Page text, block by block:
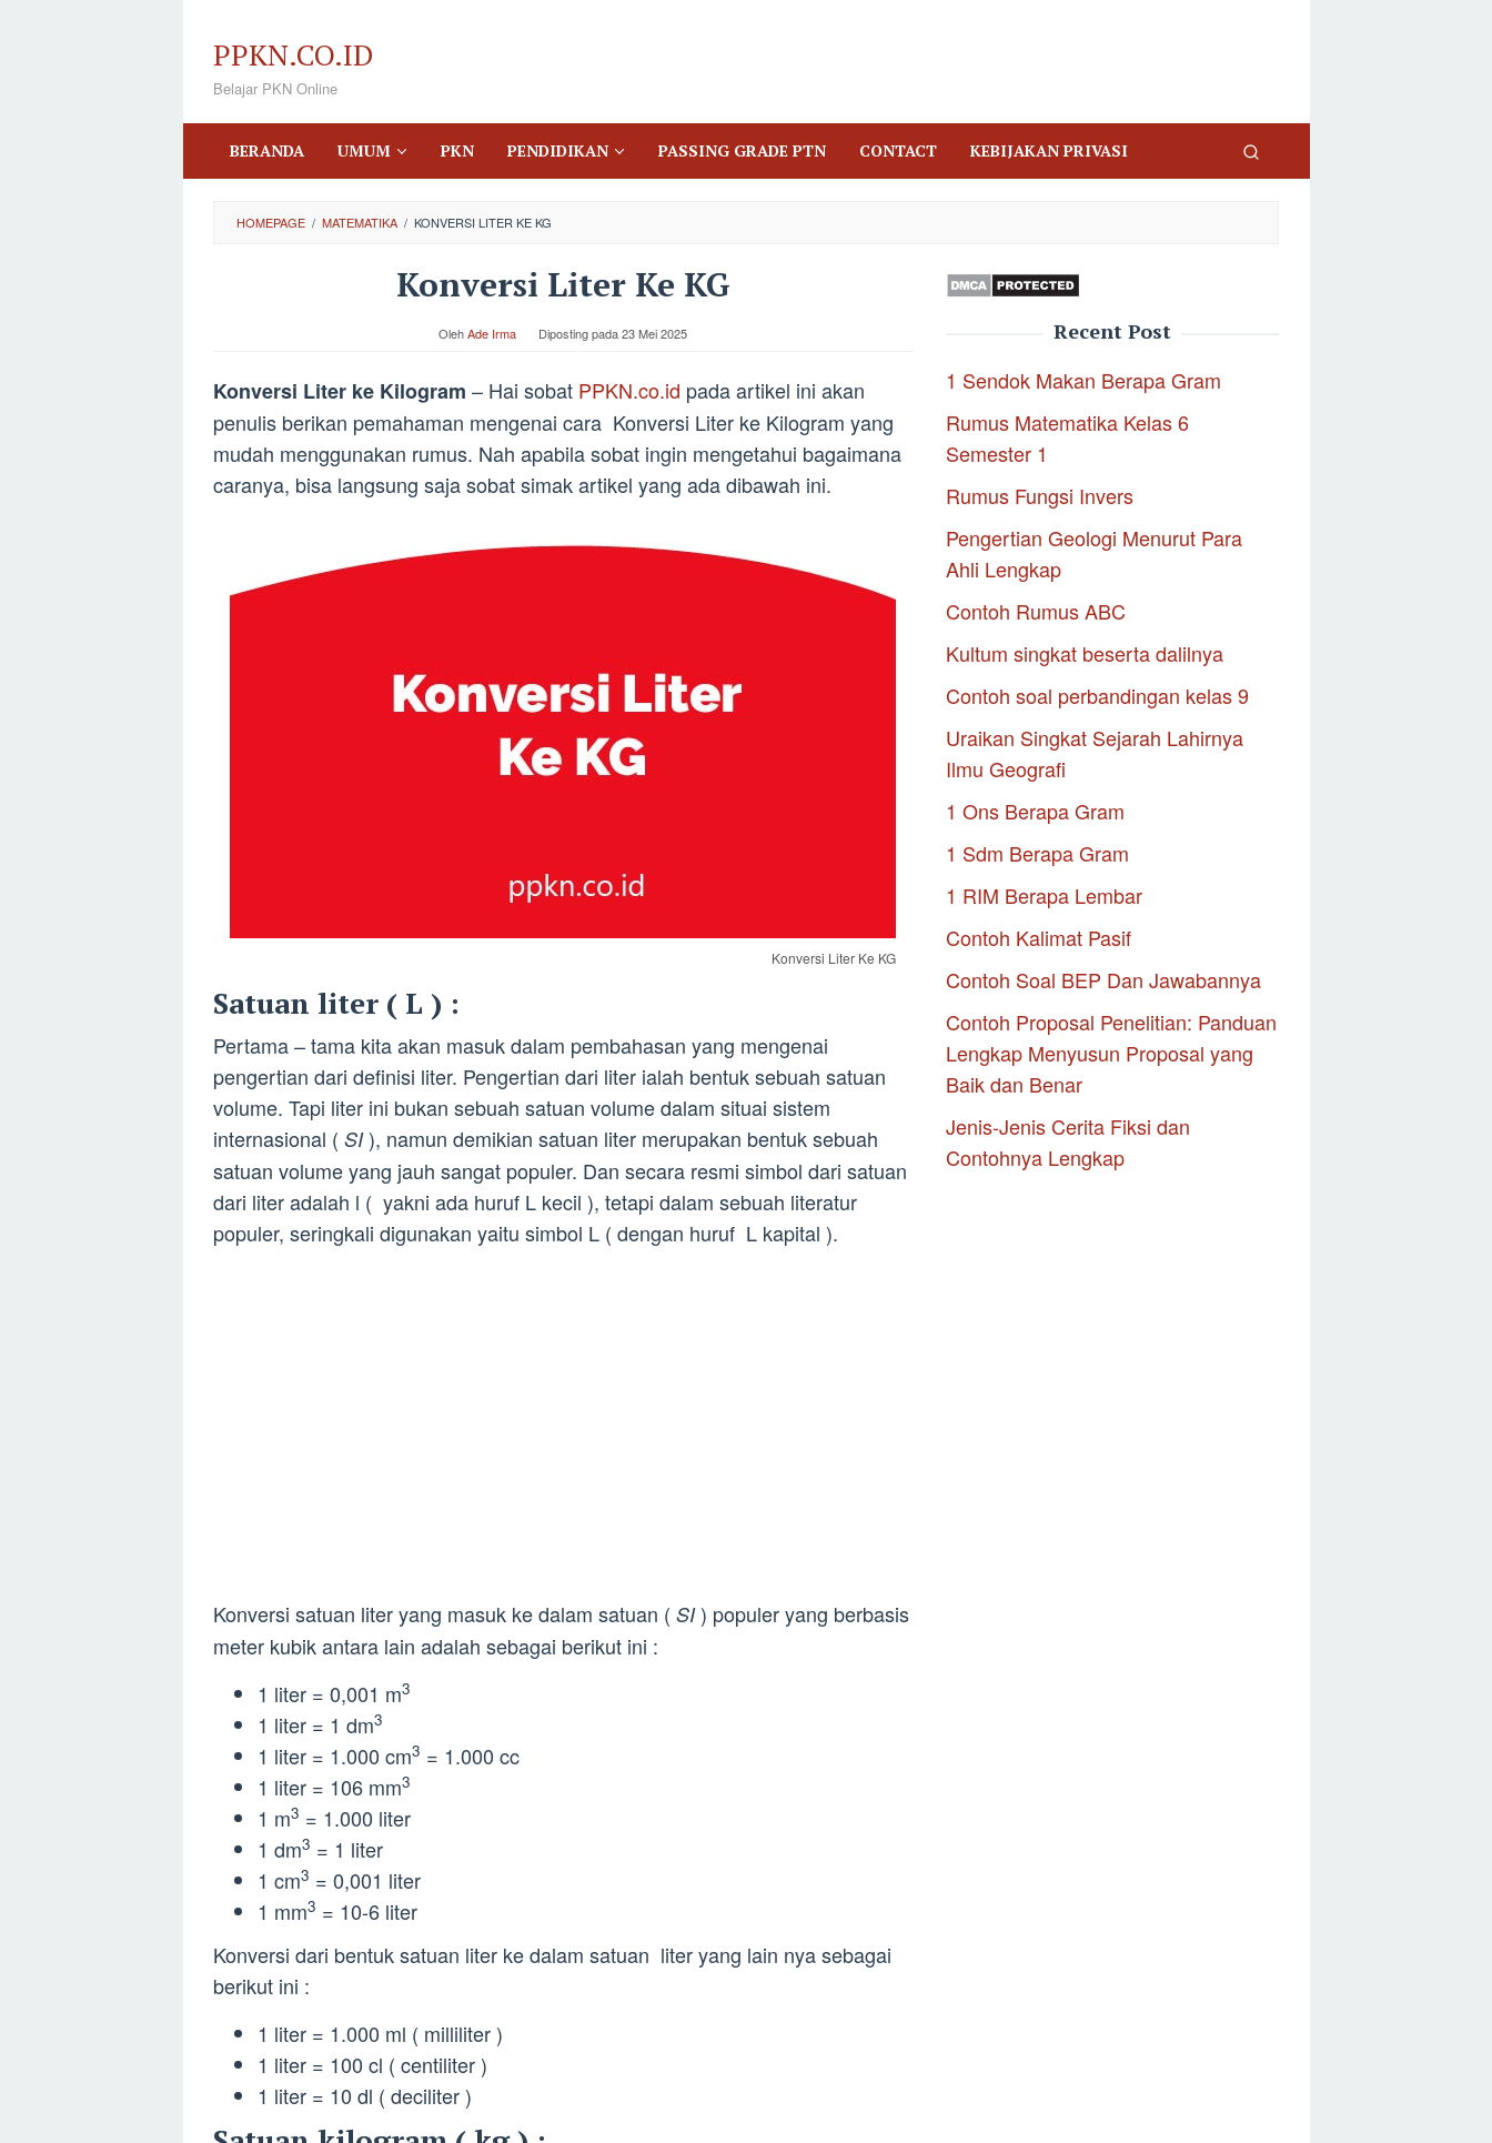
konten
PPKN.CO.ID
Belajar PKN Online
BERANDA UMUM PKN PENDIDIKAN PASSING GRADE PTN CONTACT KEBIJAKAN PRIVASI
HOMEPAGE / MATEMATIKA / KONVERSI LITER KE KG
Konversi Liter Ke KG
OlehAde Irma Diposting pada23 Mei 2025
Konversi Liter ke Kilogram – Hai sobat PPKN.co.id pada artikel ini akan
penulis berikan pemahaman mengenai cara Konversi Liter ke Kilogram yang
mudah menggunakan rumus. Nah apabila sobat ingin mengetahui bagaimana
caranya, bisa langsung saja sobat simak artikel yang ada dibawah ini.
Konversi Liter Ke KG
Satuan liter ( L ) :
Pertama – tama kita akan masuk dalam pembahasan yang mengenai
pengertian dari definisi liter. Pengertian dari liter ialah bentuk sebuah satuan
volume. Tapi liter ini bukan sebuah satuan volume dalam situai sistem
internasional ( SI), namun demikian satuan liter merupakan bentuk sebuah
satuan volume yang jauh sangat populer. Dan secara resmi simbol dari satuan
dari liter adalah l ( yakni ada huruf L kecil ), tetapi dalam sebuah literatur
populer, seringkali digunakan yaitu simbol L ( dengan huruf L kapital ).
Konversi satuan liter yang masuk ke dalam satuan ( SI) populer yang berbasis
meter kubik antara lain adalah sebagai berikut ini :
1 liter = 0,001 m3
1 liter = 1 dm3
1 liter = 1.000 cm3 = 1.000 cc
1 liter = 106 mm3
1 m3 = 1.000 liter
1 dm3 = 1 liter
1 cm3 = 0,001 liter
1 mm3 = 10-6 liter
Konversi dari bentuk satuan liter ke dalam satuan liter yang lain nya sebagai
berikut ini :
1 liter = 1.000 ml ( milliliter )
1 liter = 100 cl ( centiliter )
1 liter = 10 dl ( deciliter )
Recent Post
1 Sendok Makan Berapa Gram
Rumus Matematika Kelas 6
Semester 1
Rumus Fungsi Invers
Pengertian Geologi Menurut Para
Ahli Lengkap
Contoh Rumus ABC
Kultum singkat beserta dalilnya
Contoh soal perbandingan kelas 9
Uraikan Singkat Sejarah Lahirnya
Ilmu Geografi
1 Ons Berapa Gram
1 Sdm Berapa Gram
1 RIM Berapa Lembar
Contoh Kalimat Pasif
Contoh Soal BEP Dan Jawabannya
Contoh Proposal Penelitian: Panduan
Lengkap Menyusun Proposal yang
Baik dan Benar
Jenis-Jenis Cerita Fiksi dan
Contohnya Lengkap